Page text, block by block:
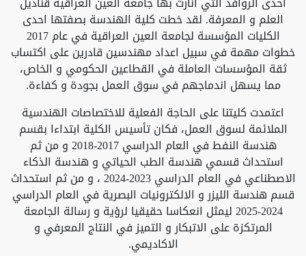
العلم و المعرفة. لقد خطت كلية الهندسة بصفتها احدى
الكليات المؤسسة لجامعة العين العراقية في عام 2017
خطوات مهمة في سبيل اعداد مهندسين قادرين على اكتساب
ثقة المؤسسات العاملة في القطاعين الحكومي و الخاص،
مما يسهل اندماجهم في سوق العمل بجودة و كفاءة.
اعتمدت كليتنا على الحاجة الفعلية للاختصاصات الهندسية
الملائمة لسوق العمل، فكان تأسيس الكلية ابتداءا بقسم
هندسة النفط في العام الدراسي 2017-2018 و من ثم
استحداث قسمي هندسة الطب الحياتي و هندسة الذكاء
الاصطناعي في العام الدراسي 2023-2024 ، و من ثم استحداث
قسم هندسة الليزر و الالكترونيات البصرية في العام الدراسي
2024-2025 ليمثل انعكاسا حقيقيا لرؤية و رسالة الجامعة
المرتكزة على الاتبكار و التميز في النتاج المعرفي و
الاكاديمي.